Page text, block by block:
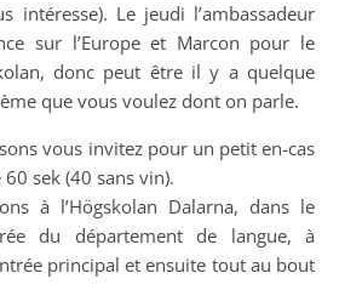
intéresse). Le jeudi l’ambassadeur
sur l’Europe et Marcon pour le
donc peut être il y a quelque
que vous voulez dont on parle.
vous invitez pour un petit en-cas
sek (40 sans vin).
à l’Högskolan Dalarna, dans le
du département de langue, à
principal et ensuite tout au bout